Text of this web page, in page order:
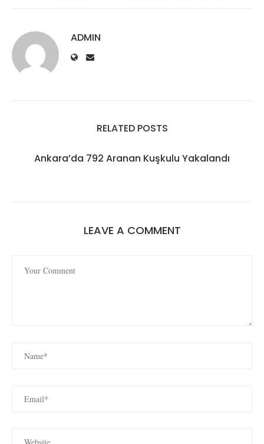
ADMIN
RELATED POSTS
Ankara’da 792 Aranan Kuşkulu Yakalandı
LEAVE A COMMENT